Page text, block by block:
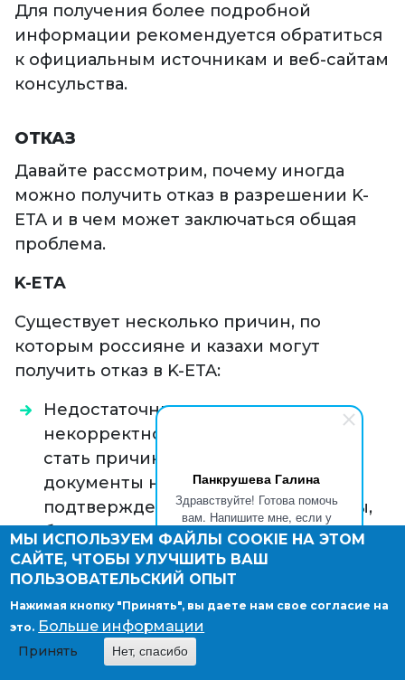
Панкрушева Галина
Здравствуйте! Готова помочь
вам. Напишите мне, если у
вас появятся вопросы.
Для получения более подробной
информации рекомендуется обратиться
к официальным источникам и веб-сайтам
консульства.
ОТКАЗ
Давайте рассмотрим, почему иногда
можно получить отказ в разрешении K-
ETA и в чем может заключаться общая
проблема.
K-ETA
Существует несколько причин, по
которым россияне и казахи могут
получить отказ в K-ETA:
Недостаточные документы и их
некорректное оформление могут
стать причиной отказа. Подавать
документы необходимо с
подтверждением брони гостиницы,
билетов на родину или в третью
страну, а также с доказательствами
финансовой состоятельности,
например банковской выпиской.
Предыдущие нарушения визового
режима или проблемы с визами в
МЫ ИСПОЛЬЗУЕМ ФАЙЛЫ COOKIE НА ЭТОМ
САЙТЕ, ЧТОБЫ УЛУЧШИТЬ ВАШ
ПОЛЬЗОВАТЕЛЬСКИЙ ОПЫТ
Нажимая кнопку "Принять", вы даете нам свое согласие на
это. Больше информации
Принять Нет, спасибо